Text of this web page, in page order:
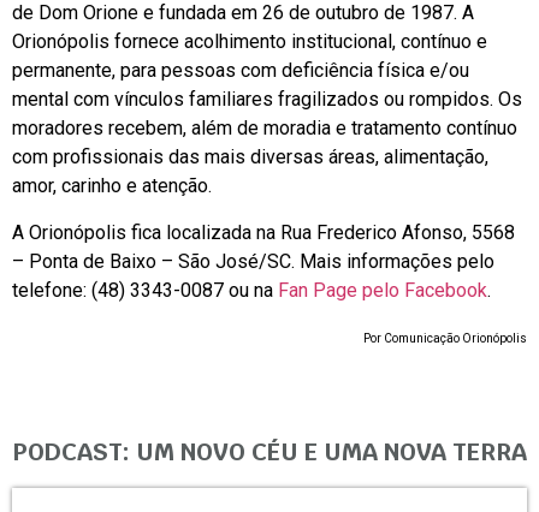
de Dom Orione e fundada em 26 de outubro de 1987. A
Orionópolis fornece acolhimento institucional, contínuo e
permanente, para pessoas com deficiência física e/ou
mental com vínculos familiares fragilizados ou rompidos. Os
moradores recebem, além de moradia e tratamento contínuo
com profissionais das mais diversas áreas, alimentação,
amor, carinho e atenção.
A Orionópolis fica localizada na Rua Frederico Afonso, 5568
– Ponta de Baixo – São José/SC. Mais informações pelo
telefone: (48) 3343-0087 ou na Fan Page pelo Facebook.
Por Comunicação Orionópolis
PODCAST: UM NOVO CÉU E UMA NOVA TERRA